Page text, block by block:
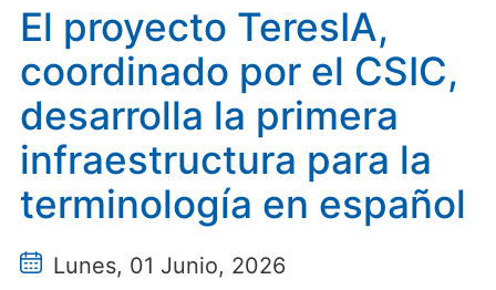
desarrolla la primera infraestructura para la
terminología en español
El proyecto TeresIA,
coordinado por el CSIC,
desarrolla la primera
infraestructura para la
terminología en español
Lunes, 01 Junio, 2026